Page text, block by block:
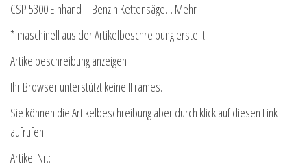
CSP 5300 Einhand – Benzin Kettensäge… Mehr
* maschinell aus der Artikelbeschreibung erstellt
Artikelbeschreibung anzeigen
Ihr Browser unterstützt keine IFrames.
Sie können die Artikelbeschreibung aber durch klick auf diesen Link
aufrufen.
Artikel Nr.: